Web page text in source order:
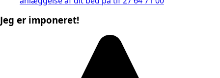
Jeg er imponeret!